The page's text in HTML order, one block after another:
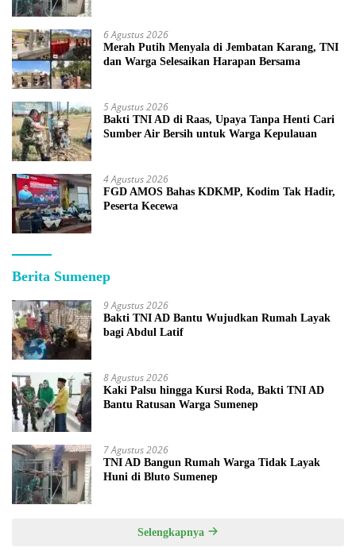
6 Agustus 2026
Merah Putih Menyala di Jembatan Karang, TNI
dan Warga Selesaikan Harapan Bersama
5 Agustus 2026
Bakti TNI AD di Raas, Upaya Tanpa Henti Cari
Sumber Air Bersih untuk Warga Kepulauan
4 Agustus 2026
FGD AMOS Bahas KDKMP, Kodim Tak Hadir,
Peserta Kecewa
Berita Sumenep
9 Agustus 2026
Bakti TNI AD Bantu Wujudkan Rumah Layak
bagi Abdul Latif
8 Agustus 2026
Kaki Palsu hingga Kursi Roda, Bakti TNI AD
Bantu Ratusan Warga Sumenep
7 Agustus 2026
TNI AD Bangun Rumah Warga Tidak Layak
Huni di Bluto Sumenep
Selengkapnya